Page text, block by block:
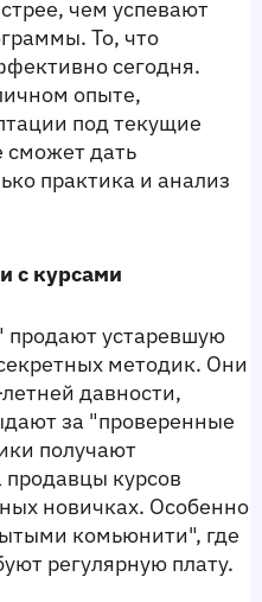
чем успевают
То, что
сегодня.
опыте,
под текущие
сможет дать
практика и анализ
с курсами
продают устаревшую
методик. Они
давности,
за "проверенные
получают
курсов
новичках. Особенно
комьюнити", где
регулярную плату.